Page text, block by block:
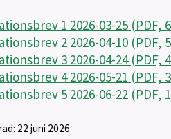
1 2026-03-25 (PDF,
2 2026-04-10 (PDF,
3 2026-04-24 (PDF,
4 2026-05-21 (PDF,
5 2026-06-22 (PDF,
22 juni 2026